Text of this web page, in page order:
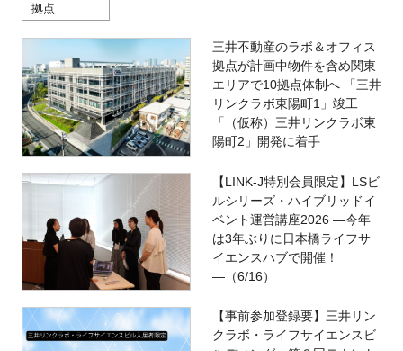
拠点
三井不動産のラボ＆オフィス
拠点が計画中物件を含め関東
エリアで10拠点体制へ 「三井
リンクラボ東陽町1」竣工
「（仮称）三井リンクラボ東
陽町2」開発に着手
【LINK-J特別会員限定】LSビ
ルシリーズ・ハイブリッドイ
ベント運営講座2026 ―今年
は3年ぶりに日本橋ライフサ
イエンスハブで開催！
―（6/16）
【事前参加登録要】三井リン
クラボ・ライフサイエンスビ